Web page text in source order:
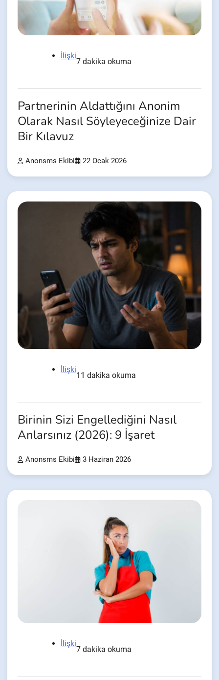
İlişki
7 dakika okuma
Partnerinin Aldattığını Anonim
Olarak Nasıl Söyleyeceğinize Dair
Bir Kılavuz
Anonsms Ekibi 22 Ocak 2026
İlişki
11 dakika okuma
Birinin Sizi Engellediğini Nasıl
Anlarsınız (2026): 9 İşaret
Anonsms Ekibi 3 Haziran 2026
İlişki
7 dakika okuma